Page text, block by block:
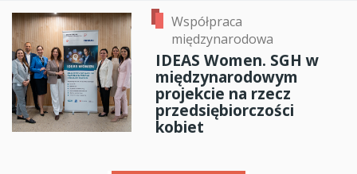
Współpraca
międzynarodowa
IDEAS Women. SGH w
międzynarodowym
projekcie na rzecz
przedsiębiorczości
kobiet